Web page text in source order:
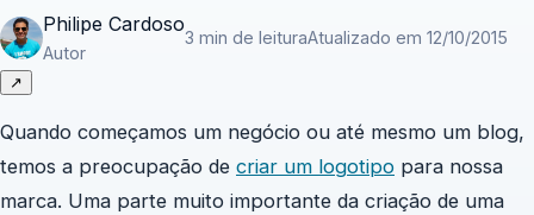
Philipe Cardoso
Autor
3 min de leituraAtualizado em 12/10/2015
↗
Quando começamos um negócio ou até mesmo um blog,
temos a preocupação de criar um logotipo para nossa
marca. Uma parte muito importante da criação de uma